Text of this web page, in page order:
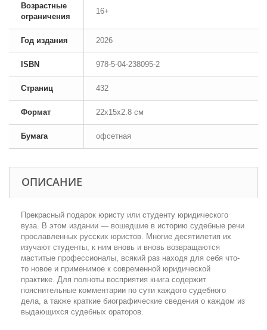
Возрастные
ограничения
16+
Год издания 2026
ISBN 978-5-04-238095-2
Страниц 432
Формат 22x15x2.8 см
Бумага офсетная
ОПИСАНИЕ
Прекрасный подарок юристу или студенту юридического
вуза. В этом издании — вошедшие в историю судебные речи
прославленных русских юристов. Многие десятилетия их
изучают студенты, к ним вновь и вновь возвращаются
маститые профессионалы, всякий раз находя для себя что-
то новое и применимое к современной юридической
практике. Для полноты восприятия книга содержит
пояснительные комментарии по сути каждого судебного
дела, а также краткие биографические сведения о каждом из
выдающихся судебных ораторов.